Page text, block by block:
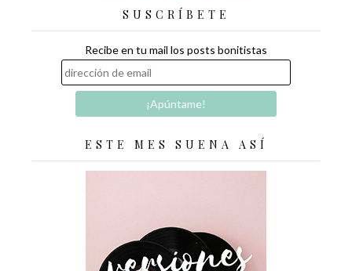
SUSCRÍBETE
Recibe en tu mail los posts bonitistas
ESTE MES SUENA ASÍ